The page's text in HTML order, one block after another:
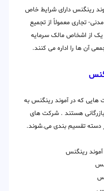
رینگنس دارای شرایط خاص
تجاری معمولاً از تجمیع
از اشخاص مالک سرمایه
آن ها را اداره می کنند.
هایی که در آموند رینگنس به
هستند . شرکت های
دسته تقسیم بندی می.شوند.
رینگنس